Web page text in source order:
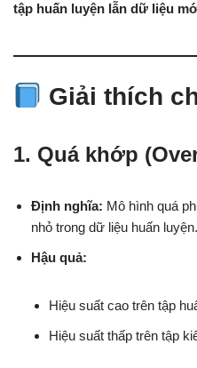
tập huấn luyện lẫn dữ liệu
Giải thích
1. Quá khớp
Định nghĩa: Mô hình quá
nhỏ trong dữ liệu huấn luyện.
Hậu quả:
Hiệu suất cao trên tập
Hiệu suất thấp trên tập